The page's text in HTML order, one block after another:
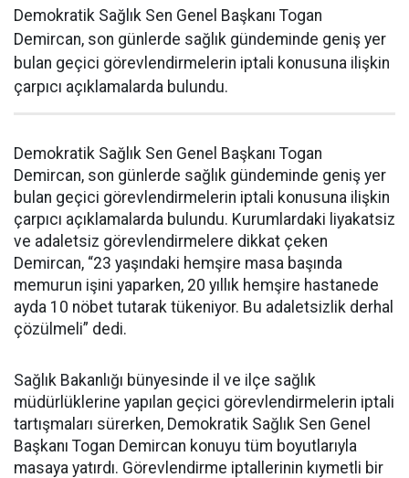
Demokratik Sağlık Sen Genel Başkanı Togan
Demircan, son günlerde sağlık gündeminde geniş yer
bulan geçici görevlendirmelerin iptali konusuna ilişkin
çarpıcı açıklamalarda bulundu.
Demokratik Sağlık Sen Genel Başkanı Togan
Demircan, son günlerde sağlık gündeminde geniş yer
bulan geçici görevlendirmelerin iptali konusuna ilişkin
çarpıcı açıklamalarda bulundu. Kurumlardaki liyakatsiz
ve adaletsiz görevlendirmelere dikkat çeken
Demircan, “23 yaşındaki hemşire masa başında
memurun işini yaparken, 20 yıllık hemşire hastanede
ayda 10 nöbet tutarak tükeniyor. Bu adaletsizlik derhal
çözülmeli” dedi.
Sağlık Bakanlığı bünyesinde il ve ilçe sağlık
müdürlüklerine yapılan geçici görevlendirmelerin iptali
tartışmaları sürerken, Demokratik Sağlık Sen Genel
Başkanı Togan Demircan konuyu tüm boyutlarıyla
masaya yatırdı. Görevlendirme iptallerinin kıymetli bir